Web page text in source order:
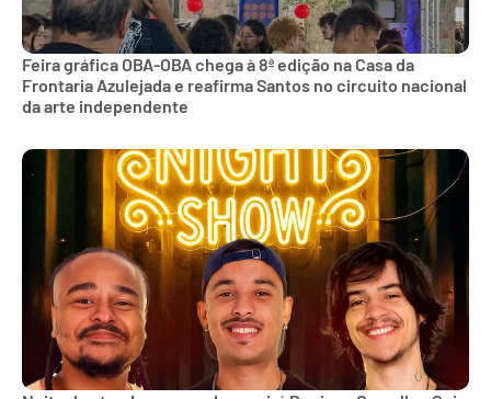
Feira gráfica OBA-OBA chega à 8ª edição na Casa da
Frontaria Azulejada e reafirma Santos no circuito nacional
da arte independente